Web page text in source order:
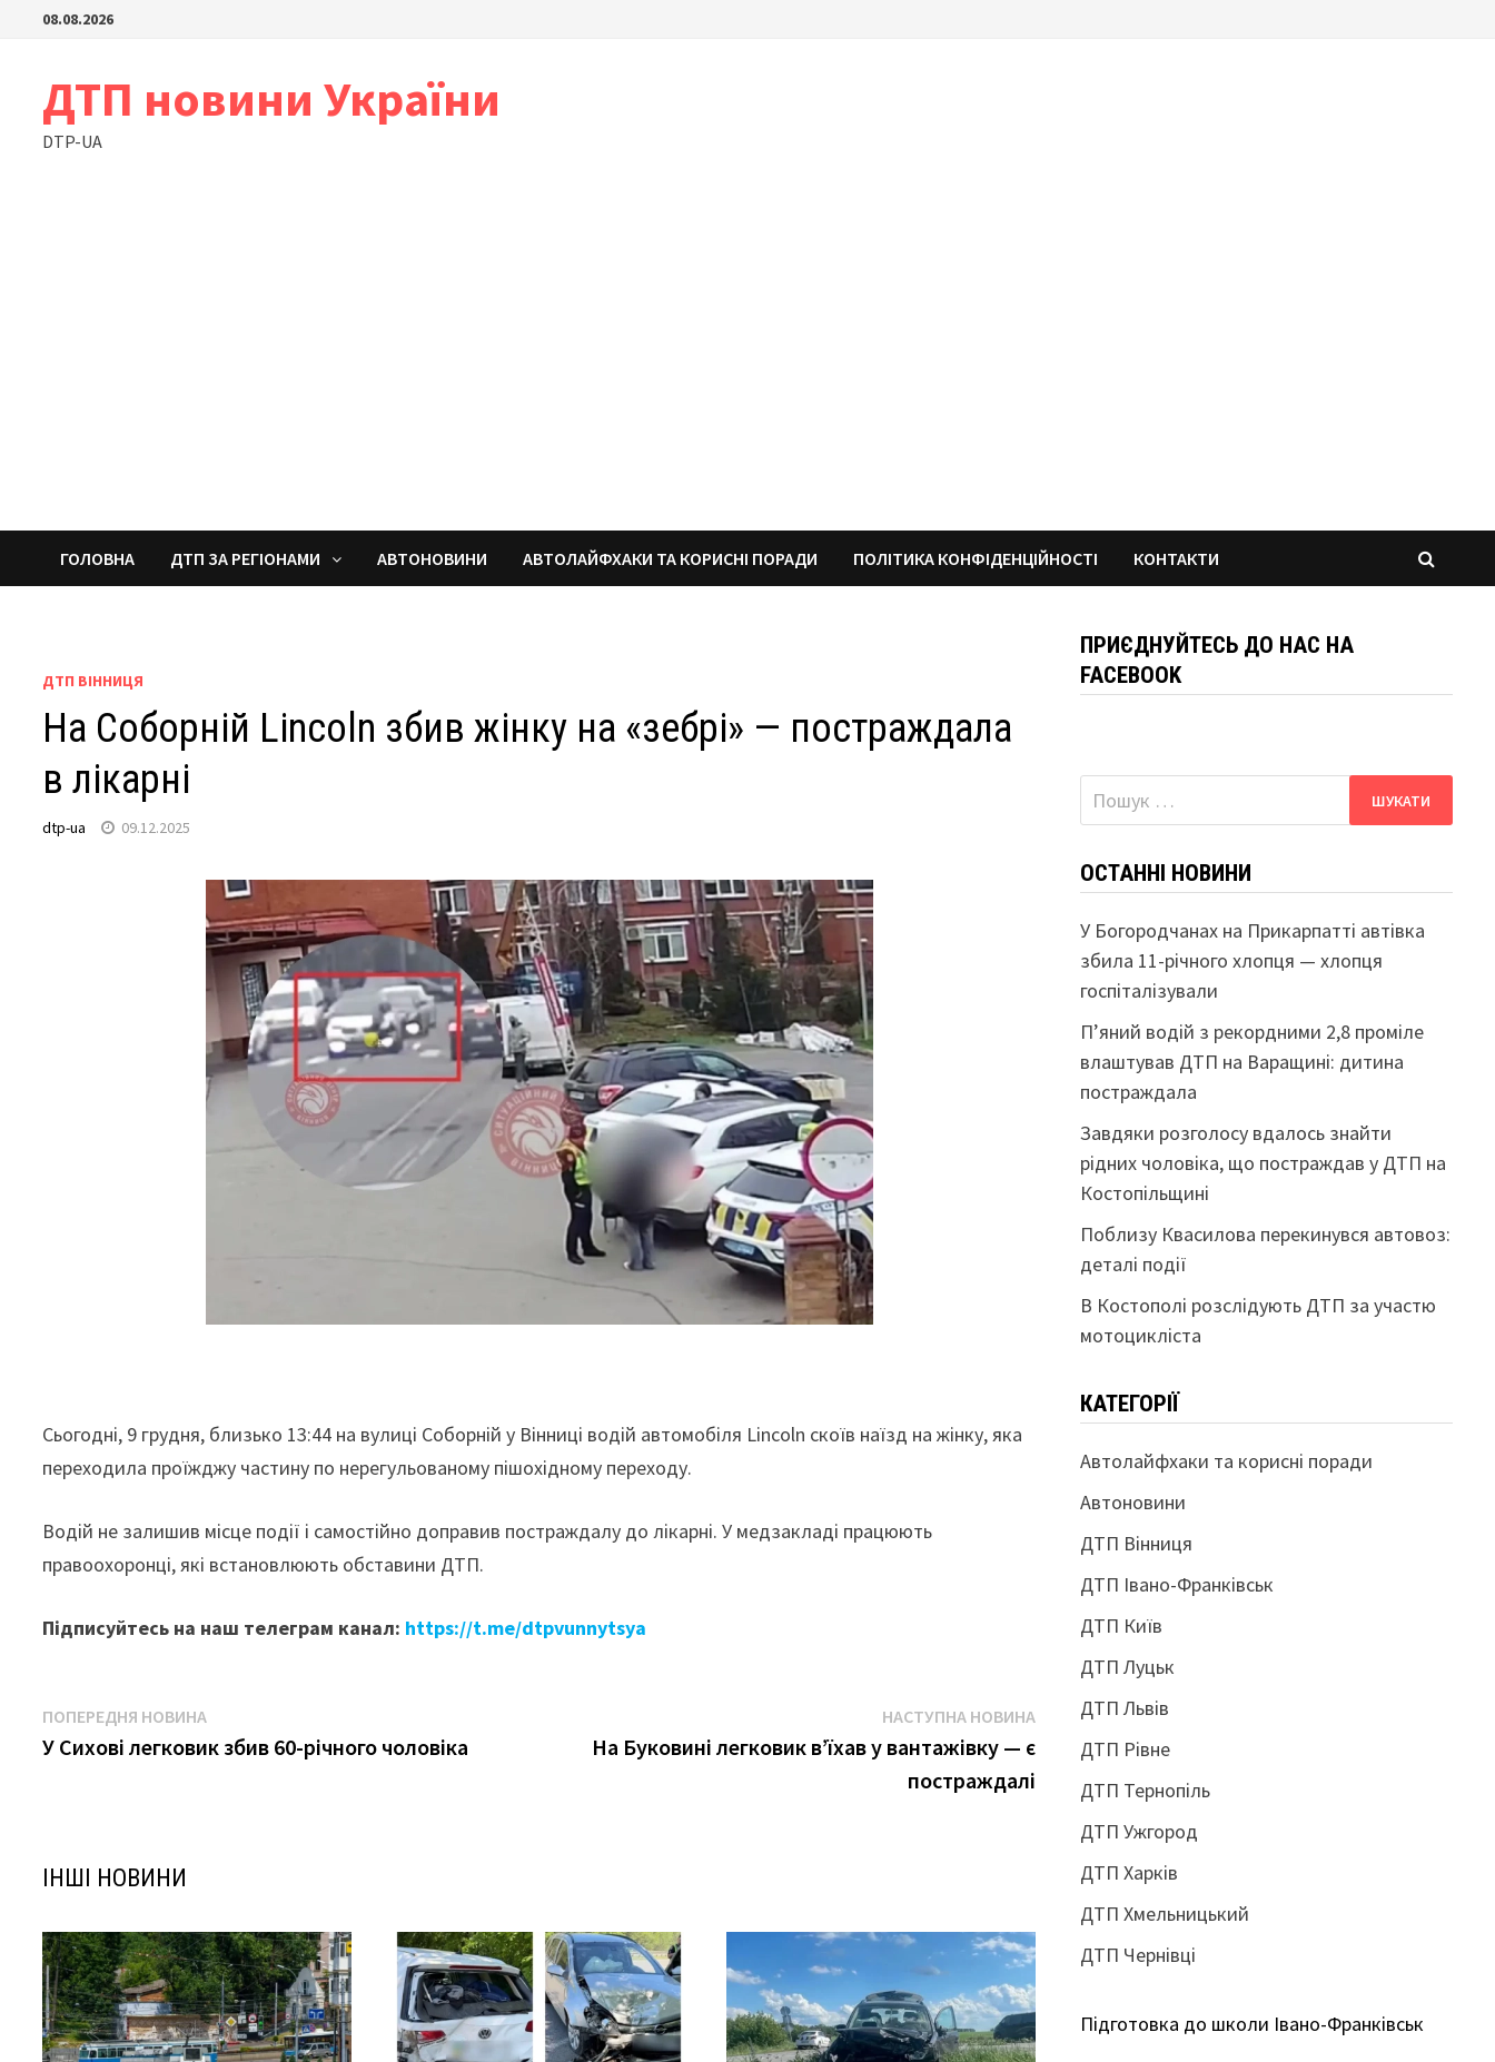
08.08.2026
ДТП новини України
DTP-UA
ГОЛОВНА ДТП ЗА РЕГІОНАМИ АВТОНОВИНИ АВТОЛАЙФХАКИ ТА КОРИСНІ ПОРАДИ ПОЛІТИКА КОНФІДЕНЦІЙНОСТІ КОНТАКТИ
ДТП ВІННИЦЯ
На Соборній Lincoln збив жінку на «зебрі» — постраждала
в лікарні
dtp-ua 09.12.2025
Сьогодні, 9 грудня, близько 13:44 на вулиці Соборній у Вінниці водій автомобіля Lincoln скоїв наїзд на жінку, яка
переходила проїжджу частину по нерегульованому пішохідному переходу.
Водій не залишив місце події і самостійно доправив постраждалу до лікарні. У медзакладі працюють
правоохоронці, які встановлюють обставини ДТП.
Підписуйтесь на наш телеграм канал: https://t.me/dtpvunnytsya
Навігація
записів
ПОПЕРЕДНЯ НОВИНАПопередня
новина:
У Сихові легковик збив 60-річного чоловіка
НАСТУПНА НОВИНАНаступна
новина:
На Буковині легковик в’їхав у вантажівку — є
постраждалі
ІНШІ НОВИНИ
ПРИЄДНУЙТЕСЬ ДО НАС НА
FACEBOOK
Пошук:
ОСТАННІ НОВИНИ
У Богородчанах на Прикарпатті автівка
збила 11-річного хлопця — хлопця
госпіталізували
П’яний водій з рекордними 2,8 проміле
влаштував ДТП на Варащині: дитина
постраждала
Завдяки розголосу вдалось знайти
рідних чоловіка, що постраждав у ДТП на
Костопільщині
Поблизу Квасилова перекинувся автовоз:
деталі події
В Костополі розслідують ДТП за участю
мотоцикліста
КАТЕГОРІЇ
Автолайфхаки та корисні поради
Автоновини
ДТП Вінниця
ДТП Івано-Франківськ
ДТП Київ
ДТП Луцьк
ДТП Львів
ДТП Рівне
ДТП Тернопіль
ДТП Ужгород
ДТП Харків
ДТП Хмельницький
ДТП Чернівці
Підготовка до школи Івано-Франківськ